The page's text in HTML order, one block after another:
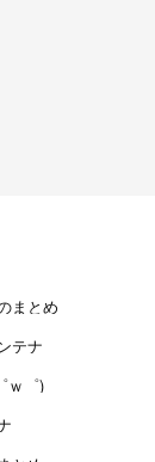
まとめ
テナ
ｗ゜)